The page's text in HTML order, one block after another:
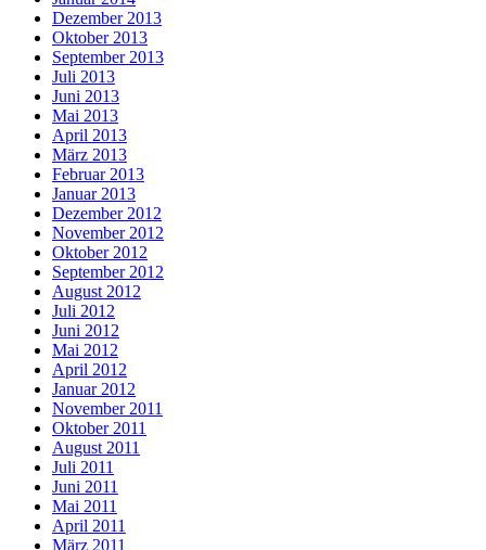
Dezember 2013
Oktober 2013
September 2013
Juli 2013
Juni 2013
Mai 2013
April 2013
März 2013
Februar 2013
Januar 2013
Dezember 2012
November 2012
Oktober 2012
September 2012
August 2012
Juli 2012
Juni 2012
Mai 2012
April 2012
Januar 2012
November 2011
Oktober 2011
August 2011
Juli 2011
Juni 2011
Mai 2011
April 2011
März 2011